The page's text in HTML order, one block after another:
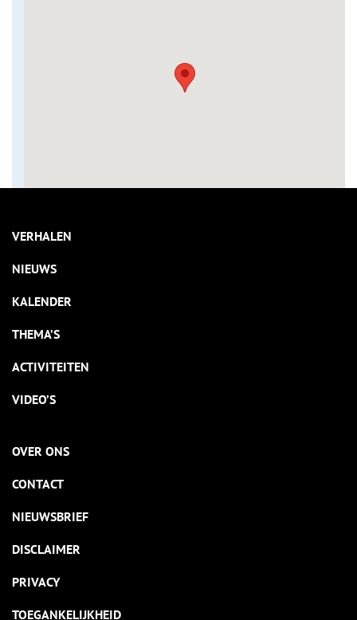
VERHALEN
NIEUWS
KALENDER
THEMA’S
ACTIVITEITEN
VIDEO’S
OVER ONS
CONTACT
NIEUWSBRIEF
DISCLAIMER
PRIVACY
TOEGANKELIJKHEID